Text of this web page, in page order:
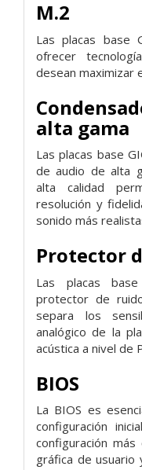
M.2
Las placas base
ofrecer
desean maximizar
alta gama
Las placas base
de audio de alta
alta calidad
resolución y
sonido más
Protector
Las placas
protector de
separa los
analógico de la
acústica a nivel de
BIOS
La BIOS es
configuración
configuración
gráfica de usuario